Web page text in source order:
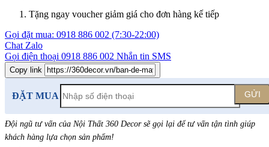
Tặng ngay voucher giảm giá cho đơn hàng kế tiếp
Gọi đặt mua: 0918 886 002 (7:30-22:00)
Chat Zalo
Gọi điện thoại 0918 886 002 Nhắn tin SMS
Copy link
ĐẶT MUA GỬI
Đội ngũ tư vấn của Nội Thất 360 Decor sẽ gọi lại để tư vấn tận tình giúp
khách hàng lựa chọn sản phẩm!